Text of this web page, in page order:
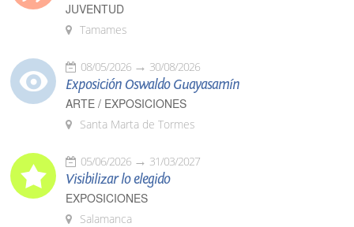
JUVENTUD
Tamames
08/05/2026 30/08/2026
Exposición Oswaldo Guayasamín
ARTE / EXPOSICIONES
Santa Marta de Tormes
05/06/2026 31/03/2027
Visibilizar lo elegido
EXPOSICIONES
Salamanca